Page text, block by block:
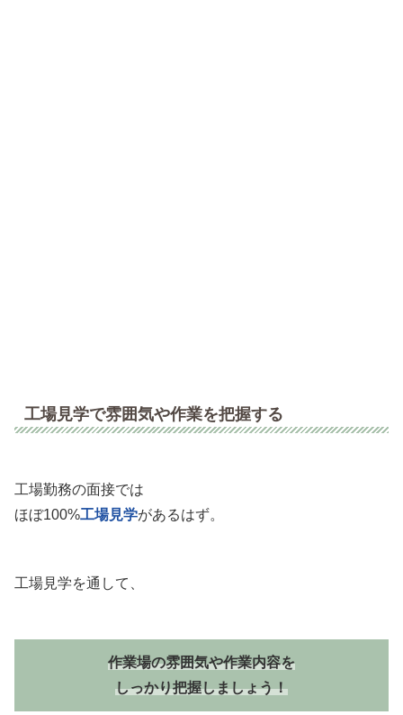
工場見学で雰囲気や作業を把握する
工場勤務の面接では
ほぼ100%工場見学があるはず。
工場見学を通して、
作業場の雰囲気や作業内容を
しっかり把握しましょう！